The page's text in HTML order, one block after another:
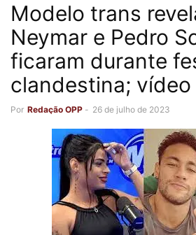
Modelo trans
Neymar e Pedro
ficaram durante
clandestina; vídeo
Por Redação OPP - 26 de julho de 2023